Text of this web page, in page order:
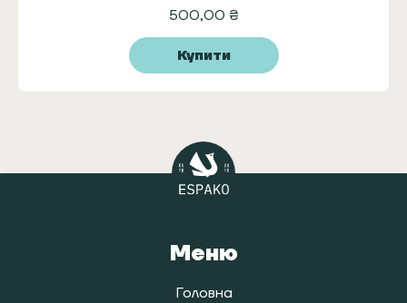
500,00 ₴
Купити
Меню
Головна